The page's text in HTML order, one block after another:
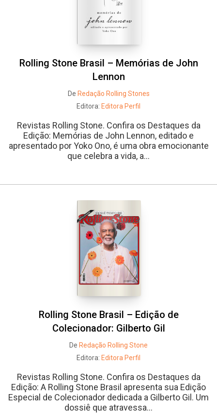
Rolling Stone Brasil – Memórias de John
Lennon
De Redação Rolling Stones
Editora: Editora Perfil
Revistas Rolling Stone. Confira os Destaques da
Edição: Memórias de John Lennon, editado e
apresentado por Yoko Ono, é uma obra emocionante
que celebra a vida, a...
Rolling Stone Brasil – Edição de
Colecionador: Gilberto Gil
De Redação Rolling Stone
Editora: Editora Perfil
Revistas Rolling Stone. Confira os Destaques da
Edição: A Rolling Stone Brasil apresenta sua Edição
Especial de Colecionador dedicada a Gilberto Gil. Um
dossiê que atravessa...